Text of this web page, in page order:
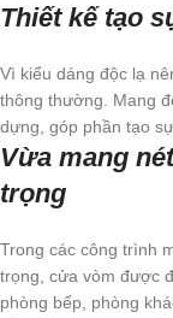
Thiết kế tạo
Vì kiểu dáng độc lạ
thông thường. Mang
dựng, góp phần tạo
Vừa mang
trọng
Trong các công trình
trọng, cửa vòm được
phòng bếp, phòng